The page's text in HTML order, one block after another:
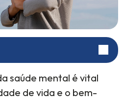
saúde mental é vital
de vida e o bem-